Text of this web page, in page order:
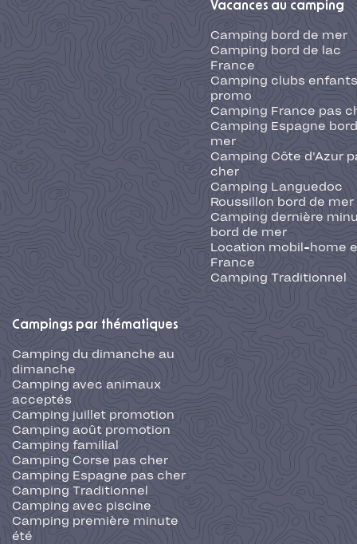
Vacances au camping
Camping bord de mer
Camping bord de lac
France
Camping clubs
promo
Camping France pas
Camping Espagne
mer
Camping Côte d'Azur
cher
Camping Languedoc
Roussillon bord de mer
Camping dernière
bord de mer
Location mobil-home
France
Camping Traditionnel
Campings par thématiques
Camping du dimanche au
dimanche
Camping avec animaux
acceptés
Camping juillet promotion
Camping août promotion
Camping familial
Camping Corse pas cher
Camping Espagne pas cher
Camping Traditionnel
Camping avec piscine
Camping première minute
été